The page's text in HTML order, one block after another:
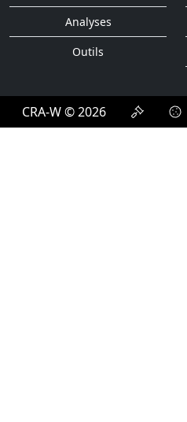
Analyses
Outils
CRA-W © 2026